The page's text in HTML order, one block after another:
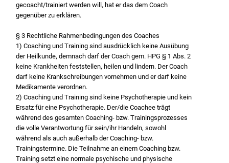
gecoacht/trainiert werden will, hat er das dem Coach
gegenüber zu erklären.
§ 3 Rechtliche Rahmenbedingungen des Coaches
1) Coaching und Training sind ausdrücklich keine Ausübung
der Heilkunde, demnach darf der Coach gem. HPG § 1 Abs. 2
keine Krankheiten feststellen, heilen und lindern. Der Coach
darf keine Krankschreibungen vornehmen und er darf keine
Medikamente verordnen.
2) Coaching und Training sind keine Psychotherapie und kein
Ersatz für eine Psychotherapie. Der/die Coachee trägt
während des gesamten Coaching- bzw. Trainingsprozesses
die volle Verantwortung für sein/ihr Handeln, sowohl
während als auch außerhalb der Coaching- bzw.
Trainingstermine. Die Teilnahme an einem Coaching bzw.
Training setzt eine normale psychische und physische